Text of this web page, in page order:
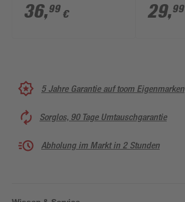
Duroplast
36,99 € 29,99
5 Jahre Garantie auf toom Eigenmarken
Sorglos, 90 Tage Umtauschgarantie
Abholung im Markt in 2 Stunden